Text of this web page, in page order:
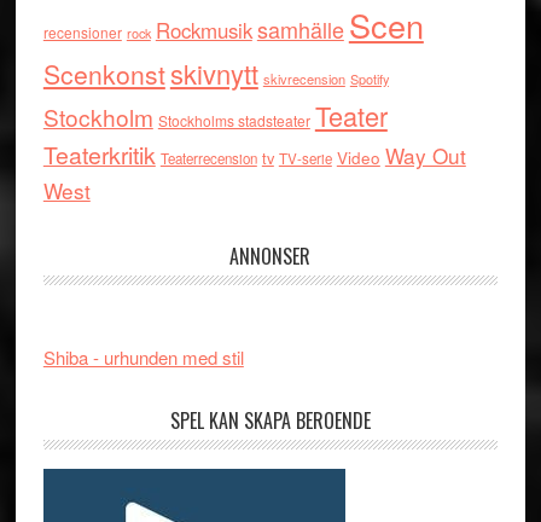
recensioner rock RockmusiksamhälleScen
Scenkonstskivnytt skivrecension Spotify
Stockholm Stockholms stadsteater Teater
Teaterkritik Teaterrecension tv TV-serie Video Way Out
West
ANNONSER
Shiba - urhunden med stil
SPEL KAN SKAPA BEROENDE